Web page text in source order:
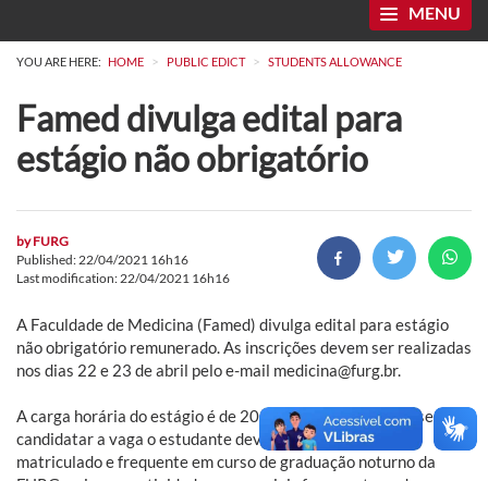
MENU
YOU ARE HERE: HOME > PUBLIC EDICT > STUDENTS ALLOWANCE
Famed divulga edital para
estágio não obrigatório
byFURG
Published: 22/04/2021 16h16
Last modification: 22/04/2021 16h16
A Faculdade de Medicina (Famed) divulga edital para estágio
não obrigatório remunerado. As inscrições devem ser realizadas
nos dias 22 e 23 de abril pelo e-mail medicina@furg.br.
A carga horária do estágio é de 20 horas semanais. Para se
candidatar a vaga o estudante deve estar regularmente
matriculado e frequente em curso de graduação noturno da